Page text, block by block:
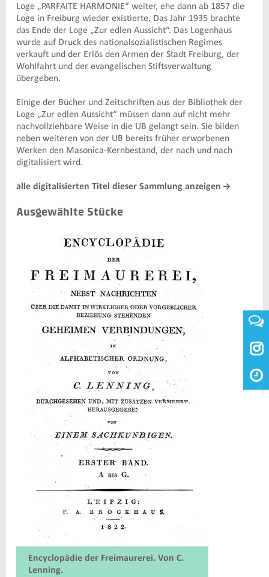
Loge „PARFAITE HARMONIE“ weiter, ehe dann ab 1857 die
Loge in Freiburg wieder existierte. Das Jahr 1935 brachte
das Ende der Loge „Zur edlen Aussicht“. Das Logenhaus
wurde auf Druck des nationalsozialistischen Regimes
verkauft und der Erlös den Armen der Stadt Freiburg, der
Wohlfahrt und der evangelischen Stiftsverwaltung
übergeben.
Einige der Bücher und Zeitschriften aus der Bibliothek der
Loge „Zur edlen Aussicht“ müssen dann auf nicht mehr
nachvollziehbare Weise in die UB gelangt sein. Sie bilden
neben weiteren von der UB bereits früher erworbenen
Werken den Masonica-Kernbestand, der nach und nach
digitalisiert wird.
alle digitalisierten Titel dieser Sammlung anzeigen
Ausgewählte Stücke
Encyclopädie der Freimaurerei. Von C.
Lenning.
